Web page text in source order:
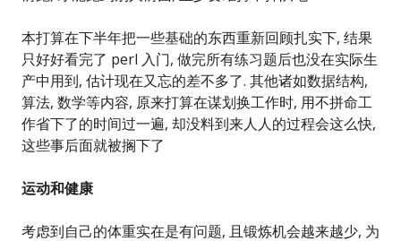
本打算在下半年把一些基础的东西重新回顾扎实下, 结果
只好好看完了 perl 入门, 做完所有练习题后也没在实际生
产中用到, 估计现在又忘的差不多了. 其他诸如数据结构,
算法, 数学等内容, 原来打算在谋划换工作时, 用不拼命工
作省下了的时间过一遍, 却没料到来人人的过程会这么快,
这些事后面就被搁下了
运动和健康
考虑到自己的体重实在是有问题, 且锻炼机会越来越少, 为